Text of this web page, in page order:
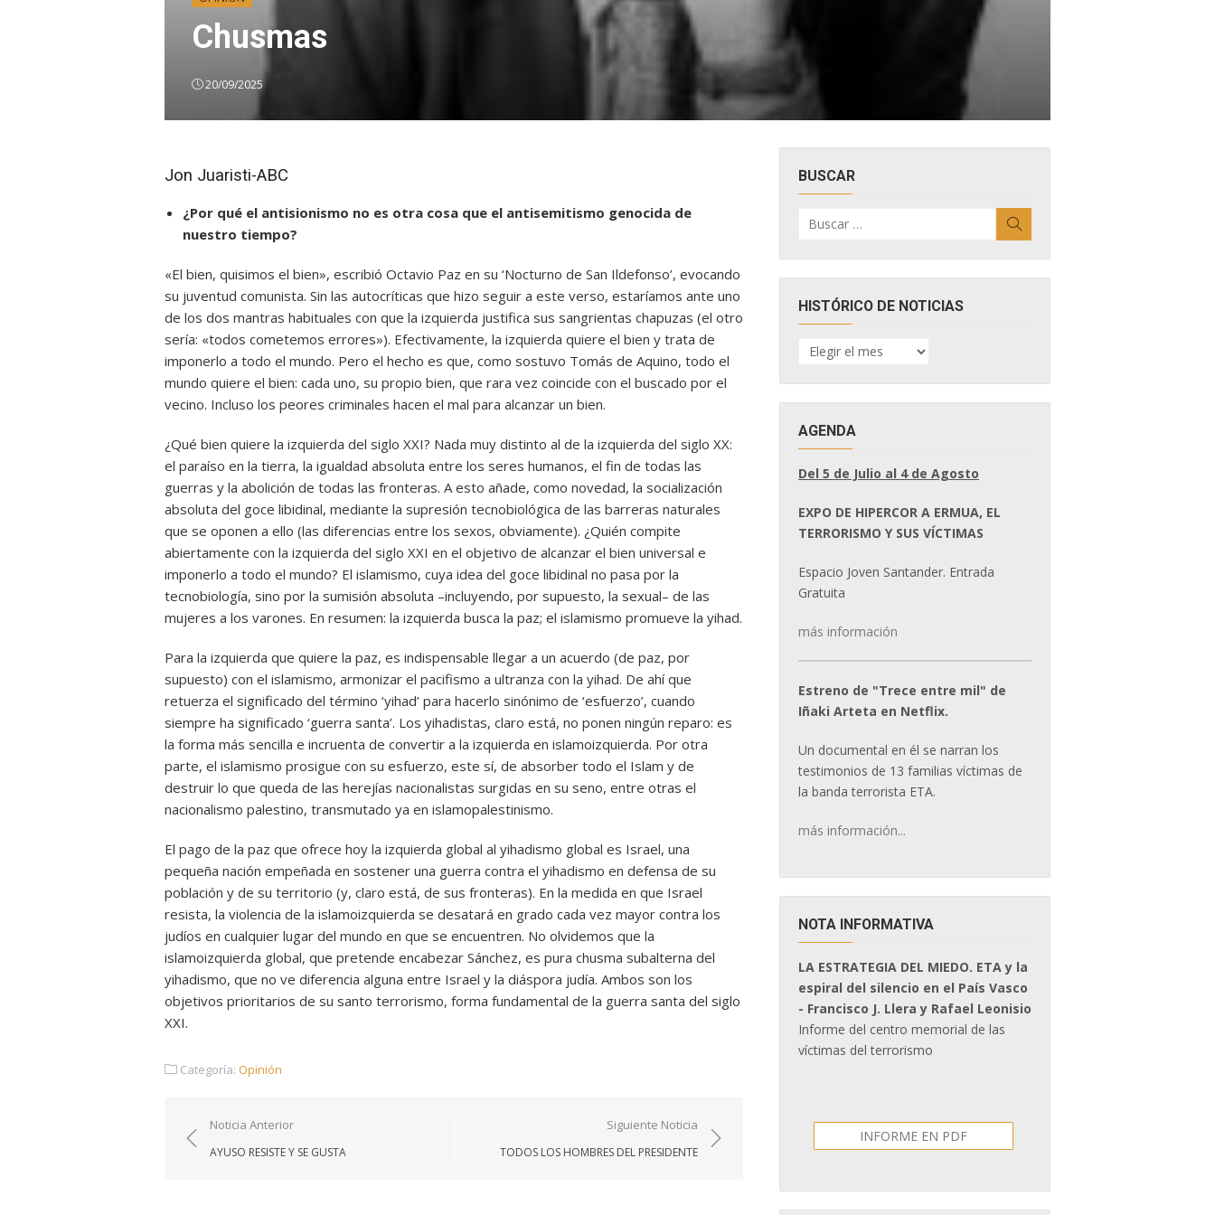
Chusmas
20/09/2025
Jon Juaristi-ABC
¿Por qué el antisionismo no es otra cosa que el antisemitismo genocida de
nuestro tiempo?
«El bien, quisimos el bien», escribió Octavio Paz en su ‘Nocturno de San Ildefonso’, evocando
su juventud comunista. Sin las autocríticas que hizo seguir a este verso, estaríamos ante uno
de los dos mantras habituales con que la izquierda justifica sus sangrientas chapuzas (el otro
sería: «todos cometemos errores»). Efectivamente, la izquierda quiere el bien y trata de
imponerlo a todo el mundo. Pero el hecho es que, como sostuvo Tomás de Aquino, todo el
mundo quiere el bien: cada uno, su propio bien, que rara vez coincide con el buscado por el
vecino. Incluso los peores criminales hacen el mal para alcanzar un bien.
¿Qué bien quiere la izquierda del siglo XXI? Nada muy distinto al de la izquierda del siglo XX:
el paraíso en la tierra, la igualdad absoluta entre los seres humanos, el fin de todas las
guerras y la abolición de todas las fronteras. A esto añade, como novedad, la socialización
absoluta del goce libidinal, mediante la supresión tecnobiológica de las barreras naturales
que se oponen a ello (las diferencias entre los sexos, obviamente). ¿Quién compite
abiertamente con la izquierda del siglo XXI en el objetivo de alcanzar el bien universal e
imponerlo a todo el mundo? El islamismo, cuya idea del goce libidinal no pasa por la
tecnobiología, sino por la sumisión absoluta –incluyendo, por supuesto, la sexual– de las
mujeres a los varones. En resumen: la izquierda busca la paz; el islamismo promueve la yihad.
Para la izquierda que quiere la paz, es indispensable llegar a un acuerdo (de paz, por
supuesto) con el islamismo, armonizar el pacifismo a ultranza con la yihad. De ahí que
retuerza el significado del término ‘yihad’ para hacerlo sinónimo de ‘esfuerzo’, cuando
siempre ha significado ‘guerra santa’. Los yihadistas, claro está, no ponen ningún reparo: es
la forma más sencilla e incruenta de convertir a la izquierda en islamoizquierda. Por otra
parte, el islamismo prosigue con su esfuerzo, este sí, de absorber todo el Islam y de
destruir lo que queda de las herejías nacionalistas surgidas en su seno, entre otras el
nacionalismo palestino, transmutado ya en islamopalestinismo.
El pago de la paz que ofrece hoy la izquierda global al yihadismo global es Israel, una
pequeña nación empeñada en sostener una guerra contra el yihadismo en defensa de su
población y de su territorio (y, claro está, de sus fronteras). En la medida en que Israel
resista, la violencia de la islamoizquierda se desatará en grado cada vez mayor contra los
judíos en cualquier lugar del mundo en que se encuentren. No olvidemos que la
islamoizquierda global, que pretende encabezar Sánchez, es pura chusma subalterna del
yihadismo, que no ve diferencia alguna entre Israel y la diáspora judía. Ambos son los
objetivos prioritarios de su santo terrorismo, forma fundamental de la guerra santa del siglo
XXI.
Categoría: Opinión
Navegación
de
Noticia Anterior
AYUSO RESISTE Y SE GUSTA
Siguiente Noticia
TODOS LOS HOMBRES DEL PRESIDENTE
BUSCAR
por:
HISTÓRICO DE NOTICIAS
HISTÓRICO
DE
AGENDA
Del 5 de Julio al 4 de Agosto
EXPO DE HIPERCOR A ERMUA, EL
TERRORISMO Y SUS VÍCTIMAS
Espacio Joven Santander. Entrada
Gratuita
más información
Estreno de "Trece entre mil" de
Iñaki Arteta en Netflix.
Un documental en él se narran los
testimonios de 13 familias víctimas de
la banda terrorista ETA.
más información...
NOTA INFORMATIVA
LA ESTRATEGIA DEL MIEDO. ETA y la
espiral del silencio en el País Vasco
- Francisco J. Llera y Rafael Leonisio
Informe del centro memorial de las
víctimas del terrorismo
INFORME EN PDF